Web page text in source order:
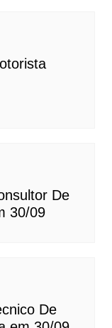
De
30/09
De